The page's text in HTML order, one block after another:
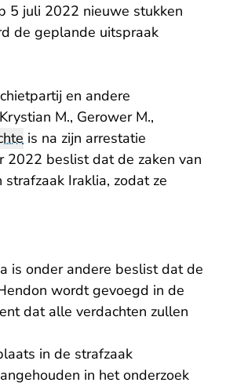
5 juli 2022 nieuwe stukken
de geplande uitspraak
en andere
M., Gerower M.,
is na zijn arrestatie
2022 beslistdat de zaken van
Iraklia, zodat ze
is onder andere beslist dat de
wordt gevoegd in de
dat alle verdachten zullen
in de strafzaak
in het onderzoek